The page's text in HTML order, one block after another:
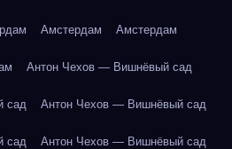
Амстердам Амстердам
Антон Чехов — Вишнёвый сад
сад Антон Чехов — Вишнёвый сад
сад Антон Чехов — Вишнёвый сад